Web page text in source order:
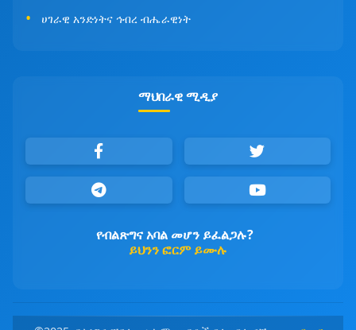
ሀገራዊ አንድነትና ኅብረ ብሔራዊነት
ማህበራዊ ሚዲያ
የብልጽግና አባል መሆን ይፈልጋሉ?
ይህንን ፎርም ይሙሉ